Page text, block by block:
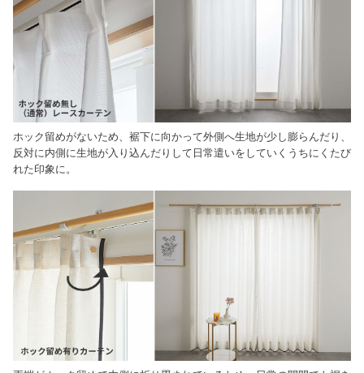
ホック留めがないため、裾下に向かって外側へ生地が少し膨らんだり、
反対に内側に生地が入り込んだりして日常遣いをしていくうちにくたび
れた印象に。